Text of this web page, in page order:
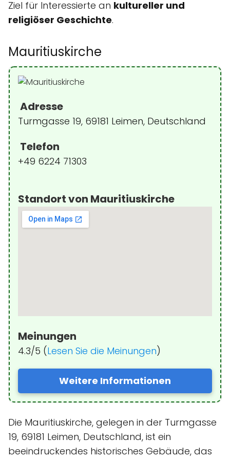
Ziel für Interessierte an kultureller und
religiöser Geschichte.
Mauritiuskirche
Adresse
Turmgasse 19, 69181 Leimen, Deutschland
Telefon
+49 6224 71303
Standort von Mauritiuskirche
Meinungen
4.3/5 (Lesen Sie die Meinungen)
Weitere Informationen
Die Mauritiuskirche, gelegen in der Turmgasse
19, 69181 Leimen, Deutschland, ist ein
beeindruckendes historisches Gebäude, das